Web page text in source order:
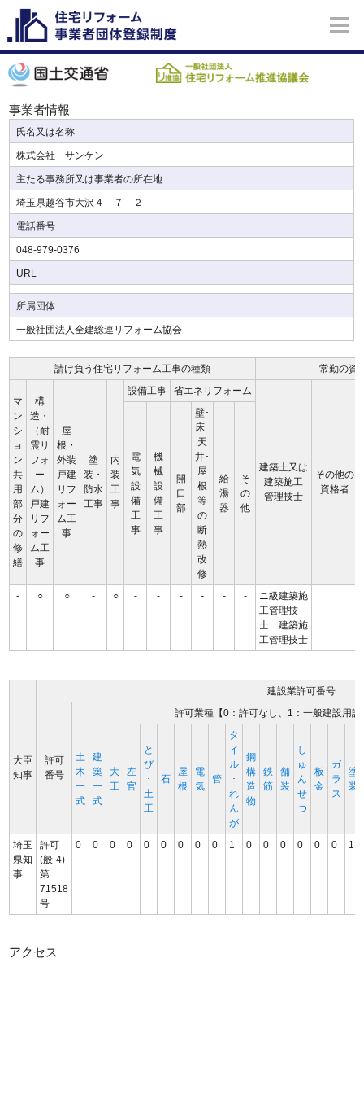
事業者情報
氏名又は名称
株式会社 サンケン
主たる事務所又は事業者の所在地
埼玉県越谷市大沢４－７－２
電話番号
048-979-0376
URL
所属団体
一般社団法人全建総連リフォーム協会
請け負う住宅リフォーム工事の種類 常勤の資
マ
ン
シ
ョ
ン
共
用
部
分
の
修
繕
構
造・
（耐
震リ
フォ
ー
ム）
戸建
リフ
ォー
ム工
事
屋
根・
外装
戸建
リフ
ォー
ム工
事
塗
装・
防水
工事
内
装
工
事
設備工事 省エネリフォーム
建築士又は
建築施工
管理技士
その他の
資格者
電
気
設
備
工
事
機
械
設
備
工
事
開
口
部
壁･
床･
天
井･
屋
根
等
の
断
熱
改
修
給
湯
器
そ
の
他
- ○ ○ - ○ - - - - - -
ニ級建築施
工管理技
士 建築施
工管理技士
建設業許可番号
大臣
知事
許可
番号
許可業種【0：許可なし、1：一般建設用
土
木
一
式
建
築
一
式
大
工
左
官
と
び
･
土
工
石
屋
根
電
気
管
タ
イ
ル
･
れ
ん
が
鋼
構
造
物
鉄
筋
舗
装
し
ゅ
ん
せ
つ
板
金
ガ
ラ
ス
塗
装
埼玉
県知
事
許可
(般-4)
第
71518
号
0 0 0 0 0 0 0 0 0 1 0 0 0 0 0 0 1
アクセス